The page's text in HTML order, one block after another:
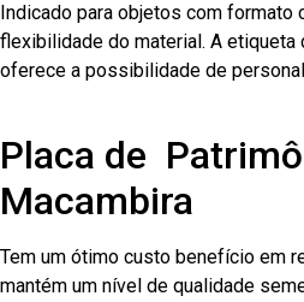
Indicado para objetos com formato
flexibilidade do material. A etiqueta
oferece a possibilidade de
Placa de
Macambira
Tem um ótimo custo benefício em
mantém um nível de qualidade